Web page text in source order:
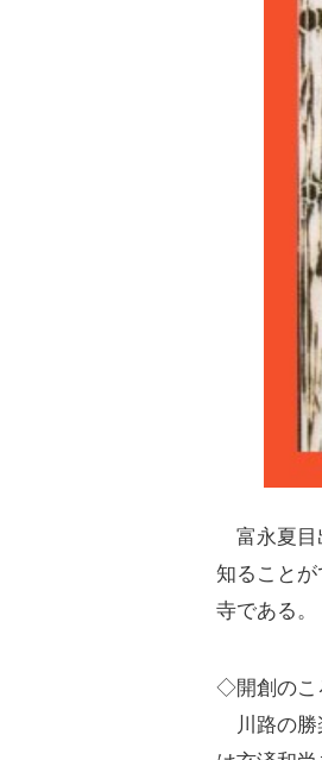
富永夏目
知ること
寺である。
◇開創のこ
川路の勝